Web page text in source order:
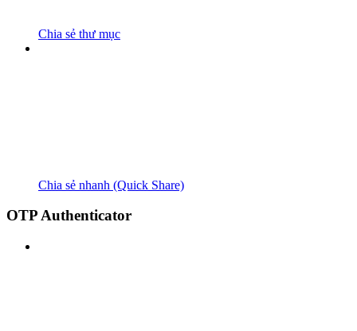
Chia sẻ thư mục
Chia sẻ nhanh (Quick Share)
OTP Authenticator